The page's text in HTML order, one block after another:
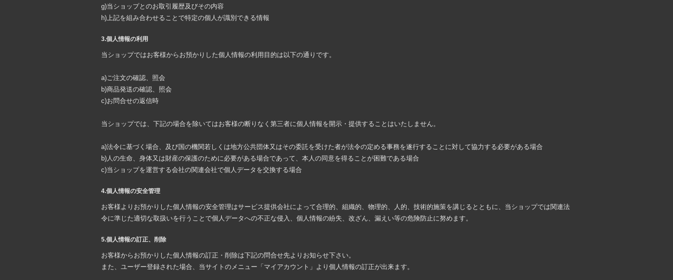
g)当ショップとのお取引履歴及びその内容
h)上記を組み合わせることで特定の個人が識別できる情報
3.個人情報の利用
当ショップではお客様からお預かりした個人情報の利用目的は以下の通りです。
a)ご注文の確認、照会
b)商品発送の確認、照会
c)お問合せの返信時
当ショップでは、下記の場合を除いてはお客様の断りなく第三者に個人情報を開示・提供することはいたしません。
a)法令に基づく場合、及び国の機関若しくは地方公共団体又はその委託を受けた者が法令の定める事務を遂行することに対して協力する必要がある場合
b)人の生命、身体又は財産の保護のために必要がある場合であって、本人の同意を得ることが困難である場合
c)当ショップを運営する会社の関連会社で個人データを交換する場合
4.個人情報の安全管理
お客様よりお預かりした個人情報の安全管理はサービス提供会社によって合理的、組織的、物理的、人的、技術的施策を講じるとともに、当ショップでは関連法
令に準じた適切な取扱いを行うことで個人データへの不正な侵入、個人情報の紛失、改ざん、漏えい等の危険防止に努めます。
5.個人情報の訂正、削除
お客様からお預かりした個人情報の訂正・削除は下記の問合せ先よりお知らせ下さい。
また、ユーザー登録された場合、当サイトのメニュー「マイアカウント」より個人情報の訂正が出来ます。